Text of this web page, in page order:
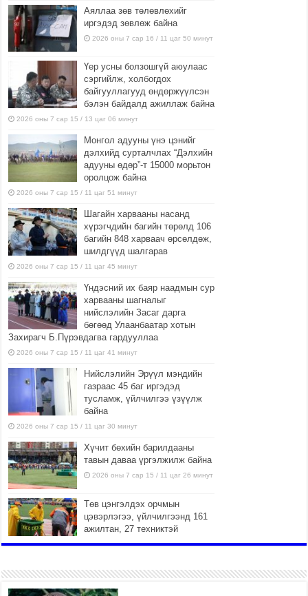
Аяллаа зөв төлөвлөхийг
иргэдэд зөвлөж байна
2026 оны 7 сар 16 / 11 цаг 50 минут
Үер усны болзошгүй аюулаас
сэргийлж, холбогдох
байгууллагууд өндөржүүлсэн
бэлэн байдалд ажиллаж байна
2026 оны 7 сар 15 / 13 цаг 06 минут
Монгол адууны үнэ цэнийг
дэлхийд сурталчлах “Дэлхийн
адууны өдөр”-т 15000 морьтон
оролцож байна
2026 оны 7 сар 15 / 11 цаг 51 минут
Шагайн харвааны насанд
хүрэгчдийн багийн төрөлд 106
багийн 848 харваач өрсөлдөж,
шилдгүүд шалгарав
2026 оны 7 сар 15 / 11 цаг 45 минут
Үндэсний их баяр наадмын сур
харвааны шагналыг
нийслэлийн Засаг дарга
бөгөөд Улаанбаатар хотын
Захирагч Б.Пүрэвдагва гардууллаа
2026 оны 7 сар 15 / 11 цаг 41 минут
Нийслэлийн Эрүүл мэндийн
газраас 45 баг иргэдэд
тусламж, үйлчилгээ үзүүлж
байна
2026 оны 7 сар 15 / 11 цаг 30 минут
Хүчит бөхийн барилдааны
тавын даваа үргэлжилж байна
2026 оны 7 сар 15 / 11 цаг 26 минут
Төв цэнгэлдэх орчмын
цэвэрлэгээ, үйлчилгээнд 161
ажилтан, 27 техниктэй
ажиллаж байна
Наадмын амралтын өдрүүдэд
нийслэлийн эрүүл мэндийн